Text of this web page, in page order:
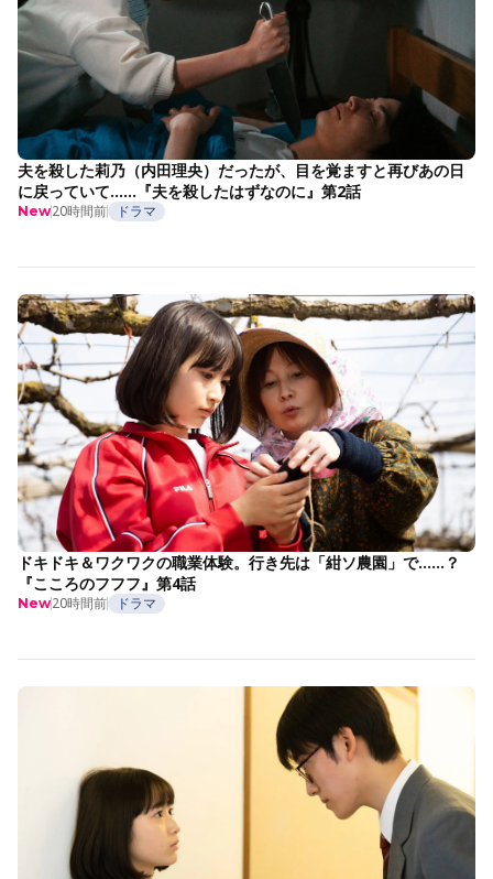
夫を殺した莉乃（内田理央）だったが、目を覚ますと再びあの日
に戻っていて……『夫を殺したはずなのに』第2話
New20時間前 ドラマ
ドキドキ＆ワクワクの職業体験。行き先は「紺ソ農園」で……？
『こころのフフフ』第4話
New20時間前 ドラマ